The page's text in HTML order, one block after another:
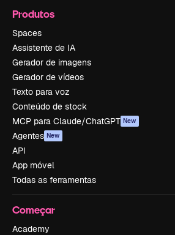
Produtos
Spaces
Assistente de IA
Gerador de imagens
Gerador de vídeos
Texto para voz
Conteúdo de stock
MCP para Claude/ChatGPT New
Agentes New
API
App móvel
Todas as ferramentas
Começar
Academy